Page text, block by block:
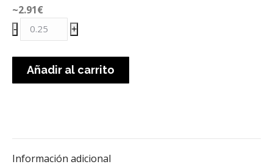
~2.91€
Punto
algodón
pandas
cantidad
- +
Añadir al carrito
Información adicional